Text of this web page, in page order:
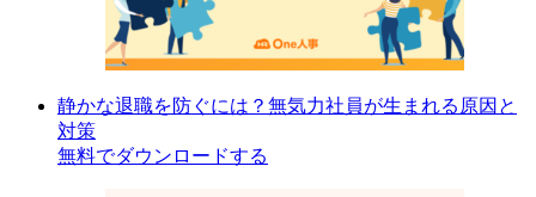
静かな退職を防ぐには？無気力社員が生まれる原因と
対策
無料でダウンロードする